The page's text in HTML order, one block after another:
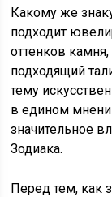
Какому же
подходит
оттенков
подходящий
тему
в едином
значительное
Зодиака.
Перед тем, как